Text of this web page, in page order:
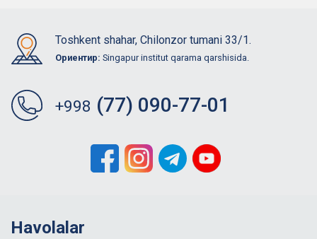
Toshkent shahar, Chilonzor tumani 33/1.
Ориентир: Singapur institut qarama qarshisida.
+998 (77) 090-77-01
Havolalar